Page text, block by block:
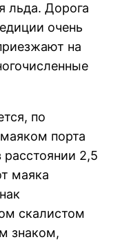
льда. Дорога
очень
на
по
порта
2,5
маяка
скалистом
знаком,